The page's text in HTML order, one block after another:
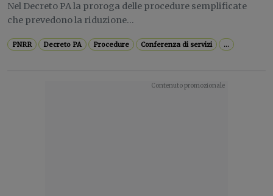
Nel Decreto PA la proroga delle procedure semplificate
che prevedono la riduzione...
PNRR Decreto PA Procedure Conferenza di servizi ...